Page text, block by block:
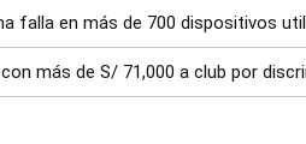
falla en más de 700 dispositivos
más de S/ 71,000 a club por